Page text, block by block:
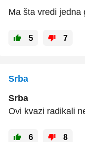
Ma šta vredi jedna
5 7
Srba
Srba
Ovi kvazi radikali
6 8